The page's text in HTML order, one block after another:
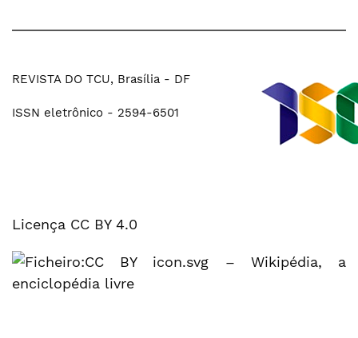
REVISTA DO TCU, Brasília - DF
ISSN eletrônico - 2594-6501
Licença CC BY 4.0